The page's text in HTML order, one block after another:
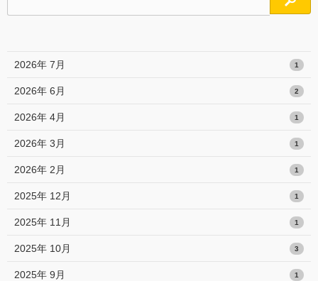
2026年 7月 1
2026年 6月 2
2026年 4月 1
2026年 3月 1
2026年 2月 1
2025年 12月 1
2025年 11月 1
2025年 10月 3
2025年 9月 1